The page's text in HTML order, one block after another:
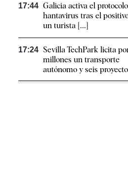
17:44 Galicia activa el
hantavirus tras el
un turista [...]
17:24 Sevilla TechPark licita
millones un transporte
autónomo y seis